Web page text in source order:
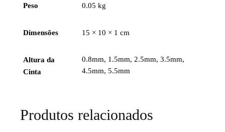
Peso 0.05 kg
Dimensões 15 × 10 × 1 cm
Altura da
Cinta
0.8mm, 1.5mm, 2.5mm, 3.5mm,
4.5mm, 5.5mm
Produtos relacionados